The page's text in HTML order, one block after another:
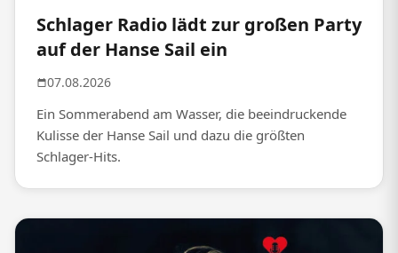
Schlager Radio lädt zur großen Party
auf der Hanse Sail ein
07.08.2026
Ein Sommerabend am Wasser, die beeindruckende
Kulisse der Hanse Sail und dazu die größten
Schlager-Hits.